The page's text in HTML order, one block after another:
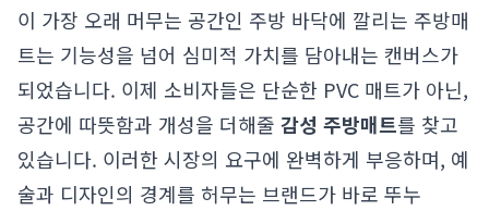
이 가장 오래 머무는 공간인 주방 바닥에 깔리는 주방매
트는 기능성을 넘어 심미적 가치를 담아내는 캔버스가
되었습니다. 이제 소비자들은 단순한 PVC 매트가 아닌,
공간에 따뜻함과 개성을 더해줄 감성 주방매트를 찾고
있습니다. 이러한 시장의 요구에 완벽하게 부응하며, 예
술과 디자인의 경계를 허무는 브랜드가 바로 뚜누